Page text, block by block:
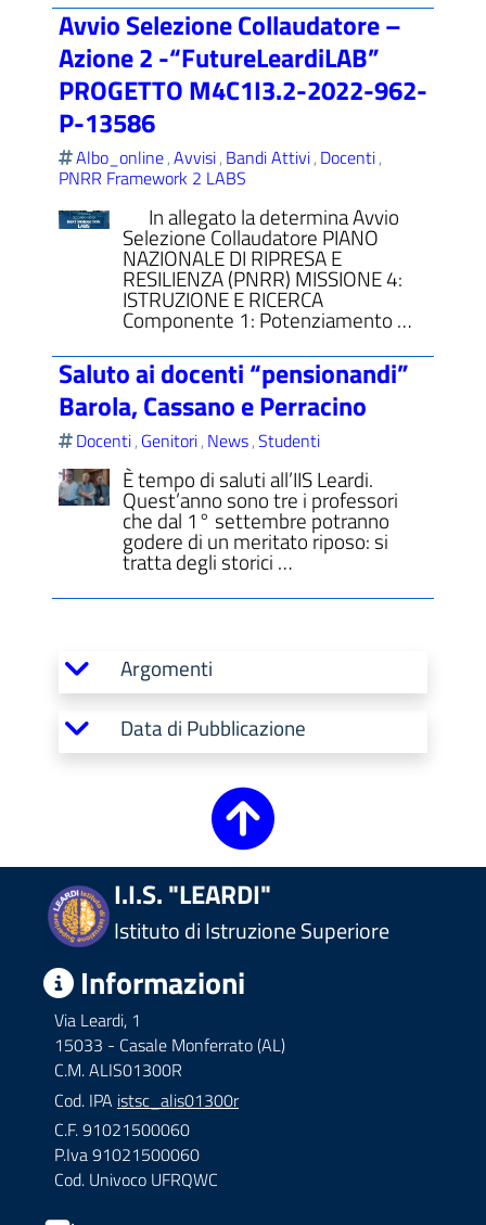
Avvio Selezione Collaudatore –
Azione 2 -“FutureLeardiLAB”
PROGETTO M4C1I3.2-2022-962-
P-13586
Albo_online,Avvisi, Bandi Attivi, Docenti,
PNRR Framework 2 LABS
In allegato la determina Avvio
Selezione Collaudatore PIANO
NAZIONALE DI RIPRESA E
RESILIENZA (PNRR) MISSIONE 4:
ISTRUZIONE E RICERCA
Componente 1: Potenziamento …
Saluto ai docenti “pensionandi”
Barola, Cassano e Perracino
Docenti, Genitori, News,Studenti
È tempo di saluti all’IIS Leardi.
Quest’anno sono tre i professori
che dal 1° settembre potranno
godere di un meritato riposo: si
tratta degli storici …
Argomenti
Data di Pubblicazione
I.I.S. "LEARDI"
Istituto di Istruzione Superiore
Informazioni
Via Leardi, 1
15033 - Casale Monferrato (AL)
C.M. ALIS01300R
Cod. IPA istsc_alis01300r
C.F. 91021500060
P.Iva 91021500060
Cod. Univoco UFRQWC